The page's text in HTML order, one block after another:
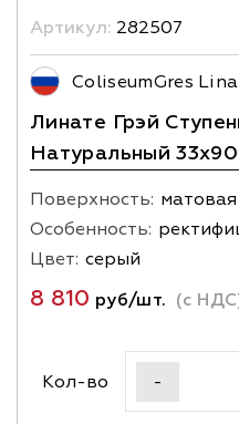
Артикул: 282507
ColiseumGres
Линате Грэй
Натуральный 33х90
Поверхность: матовая
Особенность:
Цвет: серый
8 810 руб/шт. (с
Кол-во -